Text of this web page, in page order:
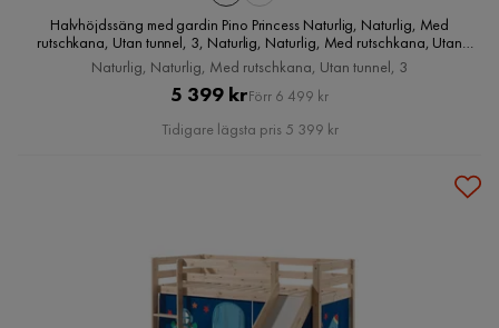
Halvhöjdssäng med gardin Pino Princess Naturlig, Naturlig, Med
rutschkana, Utan tunnel, 3, Naturlig, Naturlig, Med rutschkana, Utan
tunnel, 3
Naturlig, Naturlig, Med rutschkana, Utan tunnel, 3
Pris
5 399 krOriginal
Pris
Förr 6 499 kr
Tidigare lägsta pris 5 399 kr